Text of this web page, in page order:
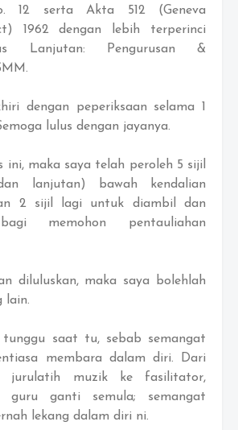
12 serta Akta 512 (Geneva
1962 dengan lebih terperinci
Lanjutan: Pengurusan &
dengan peperiksaan selama 1
lulus dengan jayanya.
ini, maka saya telah peroleh 5 sijil
lanjutan) bawah kendalian
2 sijil lagi untuk diambil dan
memohon pentauliahan
diluluskan, maka saya bolehlah
lain.
tunggu saat tu, sebab semangat
membara dalam diri. Dari
jurulatih muzik ke fasilitator,
guru ganti semula; semangat
lekang dalam diri ni.